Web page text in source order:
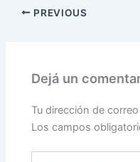
PREVIOUS
Dejá un
Tu dirección de
Los campos